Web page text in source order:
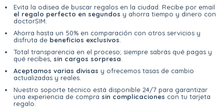
Evita la odisea de buscar regalos en la ciudad. Recibe por email
el regalo perfecto en segundos y ahorra tiempo y dinero con
doctorSIM.
Ahorra hasta un 50% en comparación con otros servicios y
disfruta de beneficios exclusivos
Total transparencia en el proceso; siempre sabrás qué pagas y
qué recibes, sin cargos sorpresa
Aceptamos varias divisas y ofrecemos tasas de cambio
actualizadas y reales.
Nuestro soporte técnico está disponible 24/7 para garantizar
una experiencia de compra sin complicaciones con tu tarjeta
regalo.